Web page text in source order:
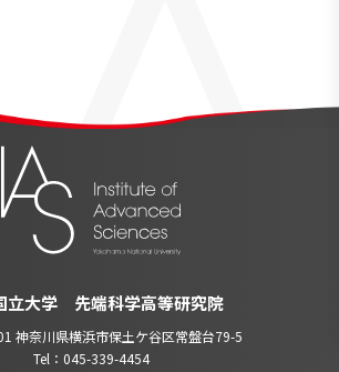
立大学 先端科学高等研究院
神奈川県横浜市保土ケ谷区常盤台79-5
Tel：045-339-4454